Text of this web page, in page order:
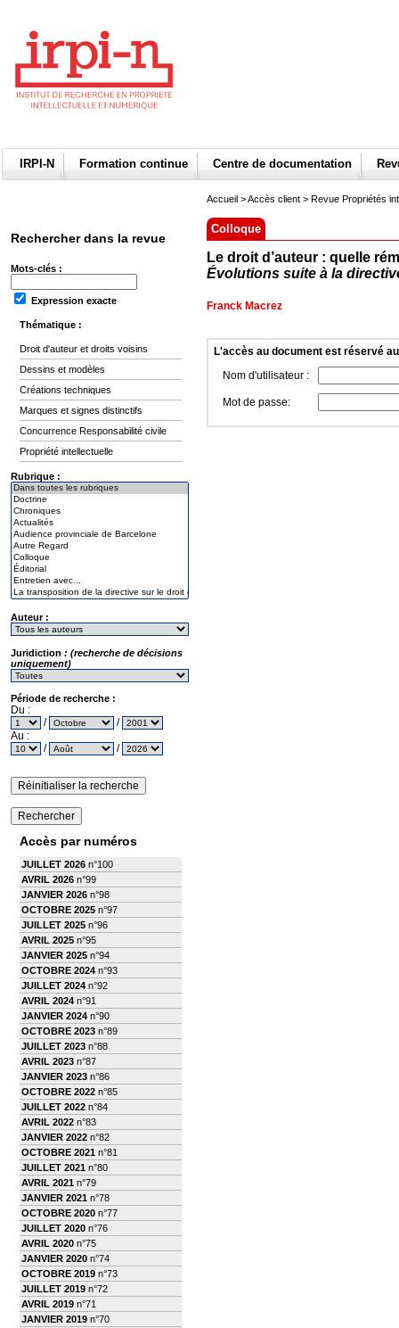
IRPI-N Formation continue Centre de documentation
Rechercher dans la revue
Mots-clés :
Expression exacte
Thématique :
Droit d'auteur et droits voisins
Dessins et modèles
Créations techniques
Marques et signes distinctifs
Concurrence Responsabilité civile
Propriété intellectuelle
Rubrique :
Auteur :
Juridiction : (recherche de décisions
uniquement)
Période de recherche :
Du :
/
/
Au :
/
/
Accès par numéros
JUILLET 2026 n°100
AVRIL 2026 n°99
JANVIER 2026 n°98
OCTOBRE 2025 n°97
JUILLET 2025 n°96
AVRIL 2025 n°95
JANVIER 2025 n°94
OCTOBRE 2024 n°93
JUILLET 2024 n°92
AVRIL 2024 n°91
JANVIER 2024 n°90
OCTOBRE 2023 n°89
JUILLET 2023 n°88
AVRIL 2023 n°87
JANVIER 2023 n°86
OCTOBRE 2022 n°85
JUILLET 2022 n°84
AVRIL 2022 n°83
JANVIER 2022 n°82
OCTOBRE 2021 n°81
JUILLET 2021 n°80
AVRIL 2021 n°79
JANVIER 2021 n°78
OCTOBRE 2020 n°77
JUILLET 2020 n°76
AVRIL 2020 n°75
JANVIER 2020 n°74
OCTOBRE 2019 n°73
JUILLET 2019 n°72
AVRIL 2019 n°71
JANVIER 2019 n°70
Accueil >Accès client > Revue Propriétés
Colloque
Le droit d’auteur : quelle
Évolutions suite à la
Franck Macrez
L'accès au document est réservé
Nom d'utilisateur :
Mot de passe: